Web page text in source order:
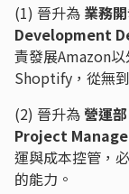
(1) 晉升為 業務
Development
責發展Amazon
Shoptify，從無
(2) 晉升為 營運
Project Manager
運與成本控管，
的能力。